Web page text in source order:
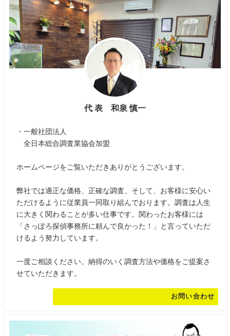
代 表 和泉 慎一
・一般社団法人
全日本総合調査業協会加盟
ホームページをご覧いただきありがとうございます。
弊社では適正な価格、正確な調査、そして、お客様に安心い
ただけるように従業員一同取り組んでおります。調査は人生
に大きく関わることが多い仕事です。関わったお客様には
「さっぽろ探偵事務所に頼んで良かった！」と言っていただ
けるよう努力しています。
一度ご相談ください。納得のいく調査方法や価格をご提案さ
せていただきます。
お問い合わせ